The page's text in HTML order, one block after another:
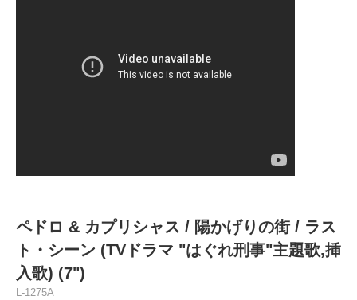
ペドロ & カプリシャス / 陽かげりの街 / ラス
ト・シーン (TVドラマ "はぐれ刑事"主題歌,挿
入歌) (7")
L-1275A